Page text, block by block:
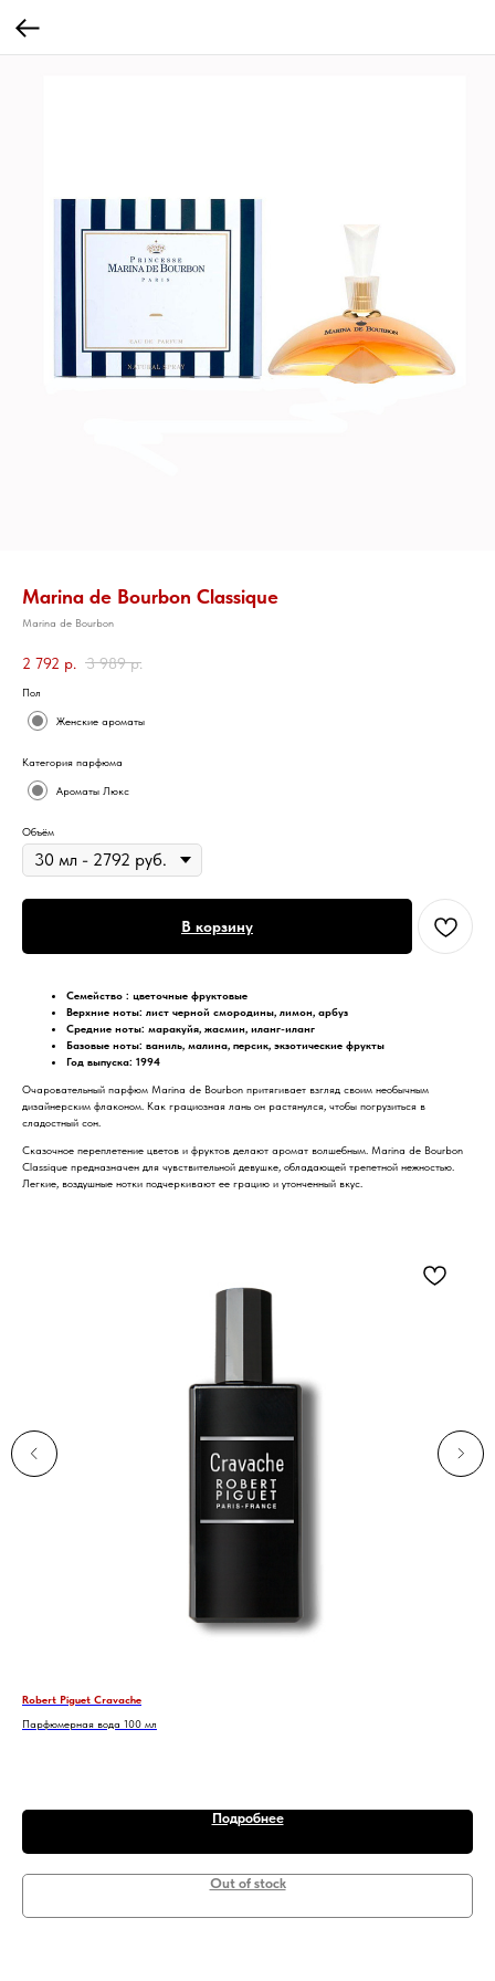
Marina de Bourbon Classique
Marina de Bourbon
2 792 р. 3 989 р.
Пол
Женские ароматы
Категория парфюма
Ароматы Люкс
Объём
В корзину
Семейство : цветочные фруктовые
Верхние ноты: лист черной смородины, лимон, арбуз
Средние ноты: маракуйя, жасмин, иланг-иланг
Базовые ноты: ваниль, малина, персик, экзотические фрукты
Год выпуска: 1994
Очаровательный парфюм Marina de Bourbon притягивает взгляд своим необычным
дизайнерским флаконом. Как грациозная лань он растянулся, чтобы погрузиться в
сладостный сон.
Сказочное переплетение цветов и фруктов делают аромат волшебным. Marina de Bourbon
Classique предназначен для чувствительной девушке, обладающей трепетной нежностью.
Легкие, воздушные нотки подчеркивают ее грацию и утонченный вкус.
Robert Piguet Cravache
Парфюмерная вода 100 мл
Подробнее
Out of stock